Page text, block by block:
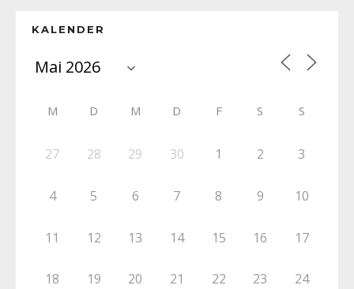
KALENDER
M D M D F S S
27 28 29 30 1 2 3
4 5 6 7 8 9 10
11 12 13 14 15 16 17
18 19 20 21 22 23 24